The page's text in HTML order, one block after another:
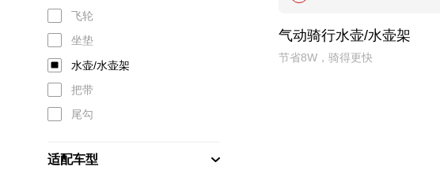
飞轮
坐垫
水壶/水壶架
把带
尾勾
适配车型
气动骑行水壶/水壶架
节省8W，骑得更快